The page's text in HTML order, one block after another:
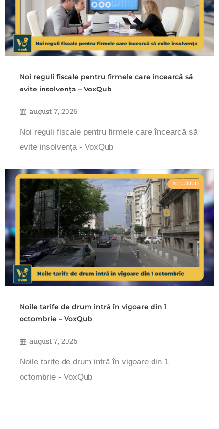
Noi reguli fiscale pentru firmele care încearcă să
evite insolvența – VoxQub
august 7, 2026
Noi reguli fiscale pentru firmele care încearcă să
evite insolvența - VoxQub
Actualitate
Noile tarife de drum intră în vigoare din 1
octombrie – VoxQub
august 7, 2026
Noile tarife de drum intră în vigoare din 1
octombrie - VoxQub